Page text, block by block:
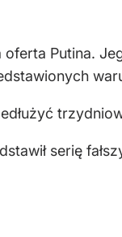
oferta Putina.
serię